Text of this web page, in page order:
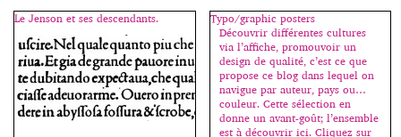
Le Jenson et ses descendants.
Typo/graphic posters
Découvrir différentes cultures
via l’affiche, promouvoir un
design de qualité, c’est ce que
propose ce blog dans lequel on
navigue par auteur, pays ou…
couleur. Cette sélection en
donne un avant-goût; l’ensemble
est à découvrir ici. Cliquez sur